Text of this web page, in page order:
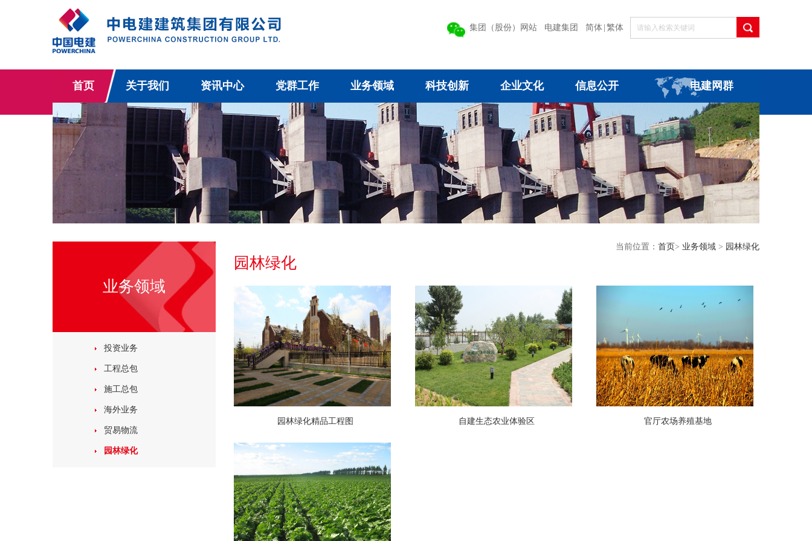
集团（股份）网站 电建集团 简体 繁体
首页 关于我们 资讯中心 党群工作 业务领域 科技创新 企业文化 信息公开 电建网群
业务领域
投资业务
工程总包
施工总包
海外业务
贸易物流
园林绿化
当前位置： 首页> 业务领域 > 园林绿化
园林绿化
园林绿化精品工程图 自建生态农业体验区 官厅农场养殖基地